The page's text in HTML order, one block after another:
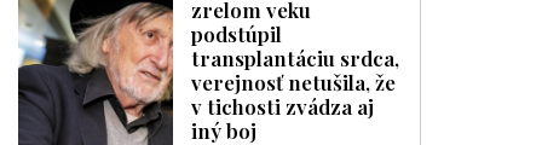
zrelom veku
podstúpil
transplantáciu srdca,
verejnosť netušila, že
v tichosti zvádza aj
iný boj